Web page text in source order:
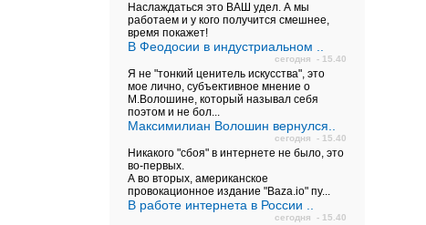
Наслаждаться это ВАШ удел. А мы
работаем и у кого получится смешнее,
время покажет!
В Феодосии в индустриальном ..
сегодня - 15.40
Я не "тонкий ценитель искусства", это
мое лично, субъективное мнение о
М.Волошине, который называл себя
поэтом и не бол...
Максимилиан Волошин вернулся..
сегодня - 15.40
Никакого "сбоя" в интернете не было, это
во-первых.
А во вторых, американское
провокационное издание "Baza.io" пу...
В работе интернета в России ..
сегодня - 15.40